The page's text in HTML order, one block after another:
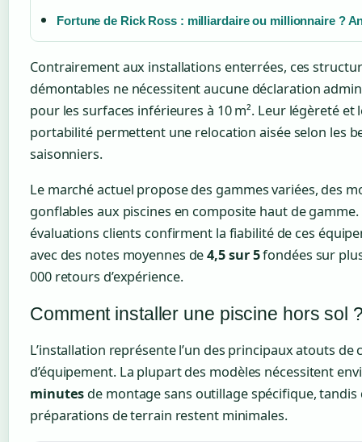
Fortune de Rick Ross : milliardaire ou millionnaire ?
Contrairement aux installations enterrées, ces
démontables ne nécessitent aucune déclaration
pour les surfaces inférieures à 10 m². Leur légèreté et
portabilité permettent une relocation aisée selon les
saisonniers.
Le marché actuel propose des gammes variées, des
gonflables aux piscines en composite haut de gamme.
évaluations clients confirment la fiabilité de ces
avec des notes moyennes de4,5 sur 5fondées sur
000 retours d’expérience.
Comment installer une piscine hors sol
L’installation représente l’un des principaux atouts de
d’équipement. La plupart des modèles nécessitent
minutes de montage sans outillage spécifique, tandis
préparations de terrain restent minimales.